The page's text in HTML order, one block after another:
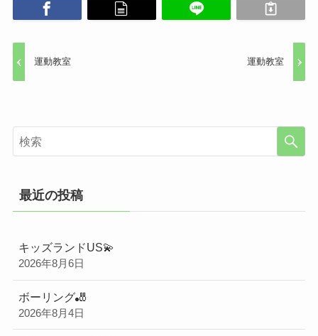
運動教室 運動教室
最近の投稿
キッズランドUS💫
2026年8月6日
ボーリング🎳
2026年8月4日